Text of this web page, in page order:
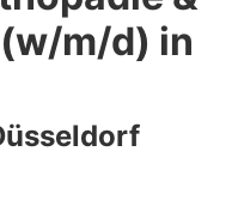
m/d) in